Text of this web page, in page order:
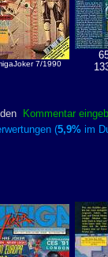
7/1990
Kommentar
(5,9% im